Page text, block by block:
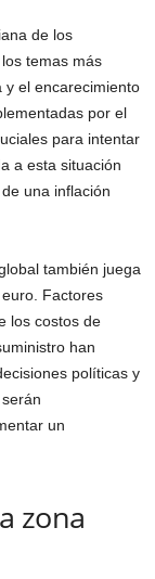
de los
temas más
y el encarecimiento
por el
para intentar
a esta situación
una inflación
también juega
Factores
los costos de
han
políticas y
un
zona